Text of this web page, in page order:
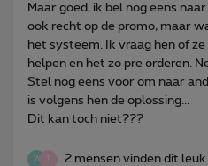
Maar goed, ik bel nog eens
ook recht op de promo, maar
het systeem. Ik vraag hen of
helpen en het zo pre orderen.
Stel nog eens voor om naar
is volgens hen de oplossing...
Dit kan toch niet???
W 2 mensen vinden dit leuk